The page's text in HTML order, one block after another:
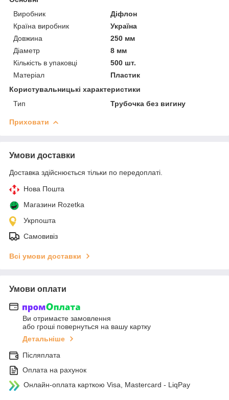
Виробник
Діфлон
Країна виробник
Україна
Довжина
250 мм
Діаметр
8 мм
Кількість в упаковці
500 шт.
Матеріал
Пластик
Користувальницькі характеристики
Тип
Трубочка без вигину
Приховати
Умови доставки
Доставка здійснюється тільки по передоплаті.
Нова Пошта
Магазини Rozetka
Укрпошта
Самовивіз
Всі умови доставки
Умови оплати
Ви отримаєте замовлення
або гроші повернуться на вашу картку
Детальніше
Післяплата
Оплата на рахунок
Онлайн-оплата карткою Visa, Mastercard - LiqPay